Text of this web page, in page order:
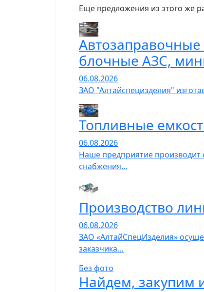
Еще предложения из этого же
блочные АЗС,
06.08.2026
ЗАО "Алтайспецизделия"
Топливные
06.08.2026
Наше предприятие производит
снабжения…
Производство
06.08.2026
ЗАО «АлтайСпецИзделия»
заказчика…
Без фото
Найдем, закупим